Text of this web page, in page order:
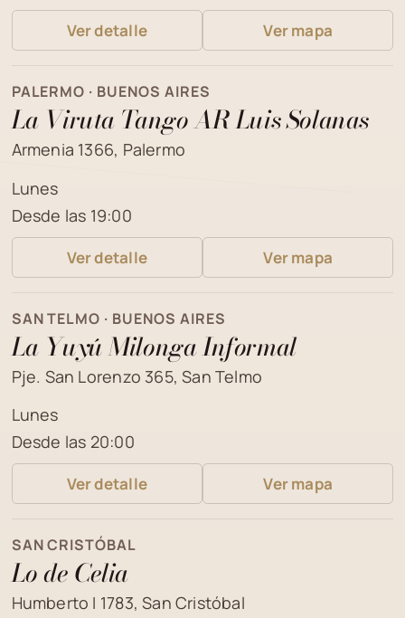
Ver detalle Ver mapa
PALERMO · BUENOS AIRES
La Viruta Tango AR Luis Solanas
Armenia 1366, Palermo
Lunes
Desde las 19:00
Ver detalle Ver mapa
SAN TELMO · BUENOS AIRES
La Yuyú Milonga Informal
Pje. San Lorenzo 365, San Telmo
Lunes
Desde las 20:00
Ver detalle Ver mapa
SAN CRISTÓBAL
Lo de Celia
Humberto I 1783, San Cristóbal